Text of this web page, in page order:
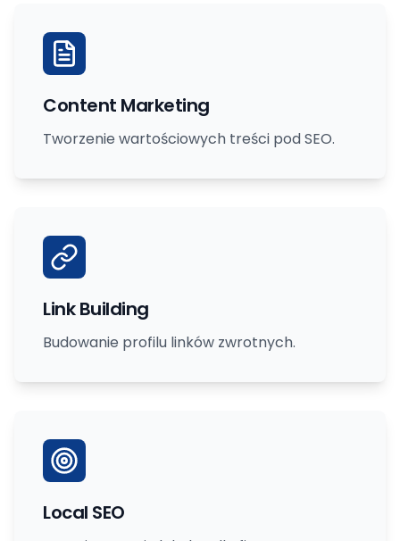
Content Marketing
Tworzenie wartościowych treści pod SEO.
Link Building
Budowanie profilu linków zwrotnych.
Local SEO